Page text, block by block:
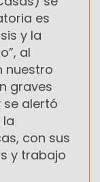
es
y la
al
nuestro
graves
se alertó
con sus
y trabajo